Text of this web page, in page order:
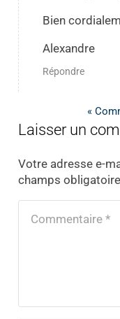
Bien
Alexandre
Répondre
«
Laisser un
Votre adresse e-
champs